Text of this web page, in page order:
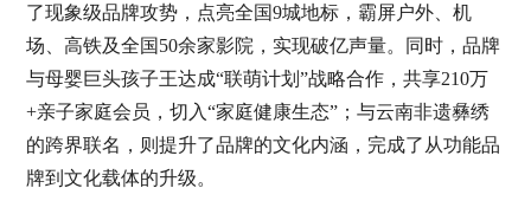
了现象级品牌攻势，点亮全国9城地标，霸屏户外、机
场、高铁及全国50余家影院，实现破亿声量。同时，品牌
与母婴巨头孩子王达成“联萌计划”战略合作，共享210万
+亲子家庭会员，切入“家庭健康生态”；与云南非遗彝绣
的跨界联名，则提升了品牌的文化内涵，完成了从功能品
牌到文化载体的升级。